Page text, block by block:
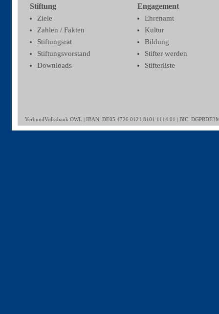
Stiftung
Ziele
Zahlen / Fakten
Stiftungsrat
Stiftungsvorstand
Downloads
Engagement
Ehrenamt
Kultur
Bildung
Stifter werden
Stifterliste
VerbundVolksbank OWL | IBAN: DE05 4726 0121 8101 1114 01 | BIC: